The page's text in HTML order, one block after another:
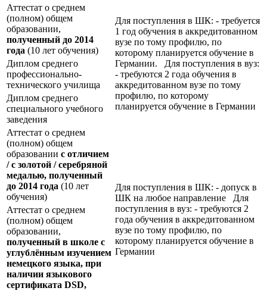
Аттестат о среднем
(полном) общем
образовании,
полученный до 2014
года (10 лет обучения)
Для поступления в ШК: - требуется
1 год обучения в аккредитованном
вузе по тому профилю, по
которому планируется обучение в
Германии. Для поступления в вуз:
- требуются 2 года обучения в
аккредитованном вузе по тому
профилю, по которому
планируется обучение в Германии
Диплом среднего
профессионально-
технического училища
Диплом среднего
специального учебного
заведения
Аттестат о среднем
(полном) общем
образовании с отличием
/ с золотой / серебряной
медалью, полученный
до 2014 года (10 лет
обучения)
Для поступления в ШК: - допуск в
ШК на любое направление Для
поступления в вуз: - требуются 2
года обучения в аккредитованном
вузе по тому профилю, по
которому планируется обучение в
Германии
Аттестат о среднем
(полном) общем
образовании,
полученный в школе с
углублённым изучением
немецкого языка, при
наличии языкового
сертификата DSD,